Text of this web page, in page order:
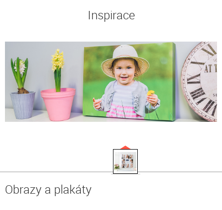
Inspirace
Obrazy a plakáty